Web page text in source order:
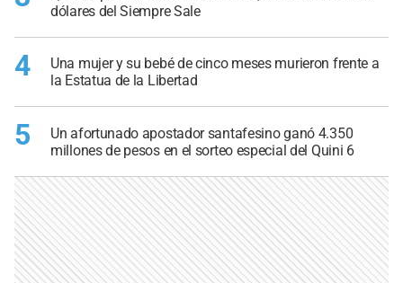
dólares del Siempre Sale
4
Una mujer y su bebé de cinco meses murieron frente a
la Estatua de la Libertad
5
Un afortunado apostador santafesino ganó 4.350
millones de pesos en el sorteo especial del Quini 6